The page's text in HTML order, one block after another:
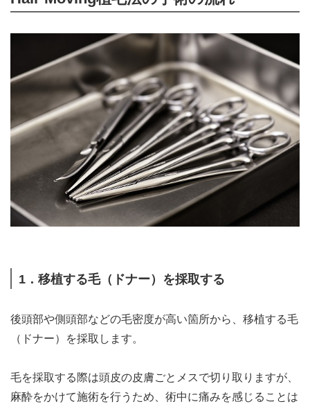
1．移植する毛（ドナー）を採取する
後頭部や側頭部などの毛密度が高い箇所から、移植する毛
（ドナー）を採取します。
毛を採取する際は頭皮の皮膚ごとメスで切り取りますが、
麻酔をかけて施術を行うため、術中に痛みを感じることは